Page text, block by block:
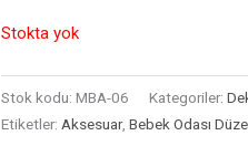
Stokta yok
Stok kodu: MBA-06 Kategoriler:
Etiketler: Aksesuar, Bebek Odası